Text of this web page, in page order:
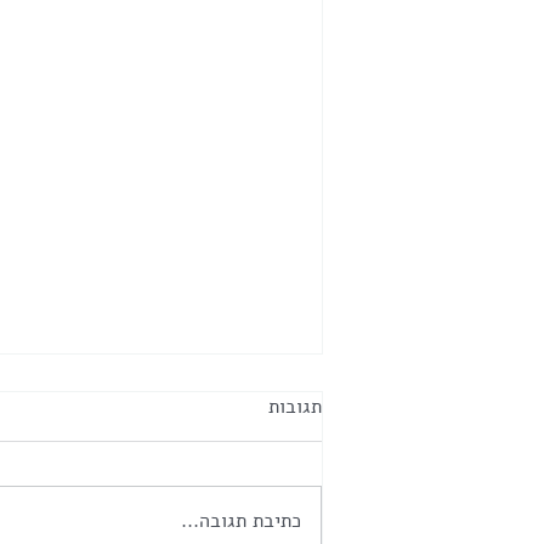
תגובות
כתיבת תגובה...